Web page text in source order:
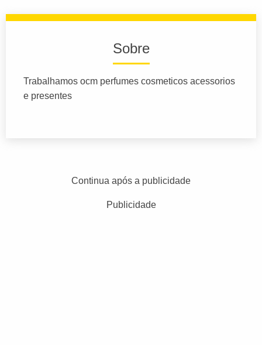
Sobre
Trabalhamos ocm perfumes cosmeticos acessorios
e presentes
Continua após a publicidade
Publicidade